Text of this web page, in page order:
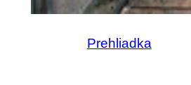
Prehliadka